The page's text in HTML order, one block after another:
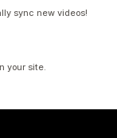
sync new videos!
your site.